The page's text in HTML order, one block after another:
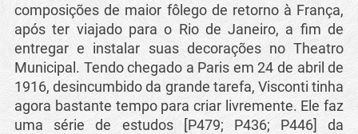
composições de maior fôlego de retorno à França,
após ter viajado para o Rio de Janeiro, a fim de
entregar e instalar suas decorações no Theatro
Municipal. Tendo chegado a Paris em 24 de abril de
1916, desincumbido da grande tarefa, Visconti tinha
agora bastante tempo para criar livremente. Ele faz
uma série de estudos [P479; P436; P446] da